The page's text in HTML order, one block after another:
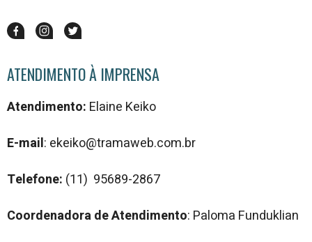
ATENDIMENTO À IMPRENSA
Atendimento: Elaine Keiko
E-mail: ekeiko@tramaweb.com.br
Telefone: (11) 95689-2867
Coordenadora de Atendimento: Paloma Funduklian